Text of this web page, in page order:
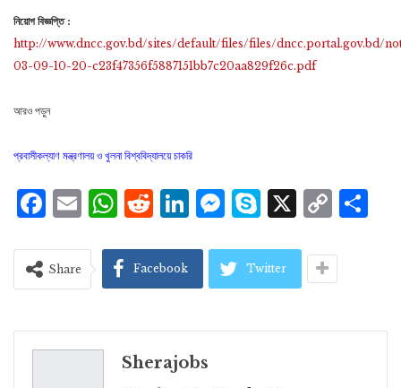
নিয়োগ বিজ্ঞপ্তি :
http://www.dncc.gov.bd/sites/default/files/files/dncc.portal.gov.bd/
03-09-10-20-c23f47356f5887151bb7c20aa829f26c.pdf
আরও পড়ুন
প্রবাসীকল্যাণ মন্ত্রণালয় ও খুলনা বিশ্ববিদ্যালয়ে চাকরি
Facebook
Email
WhatsApp
Reddit
LinkedIn
Messenger
Skype
X
Share Facebook Twitter
Sherajobs